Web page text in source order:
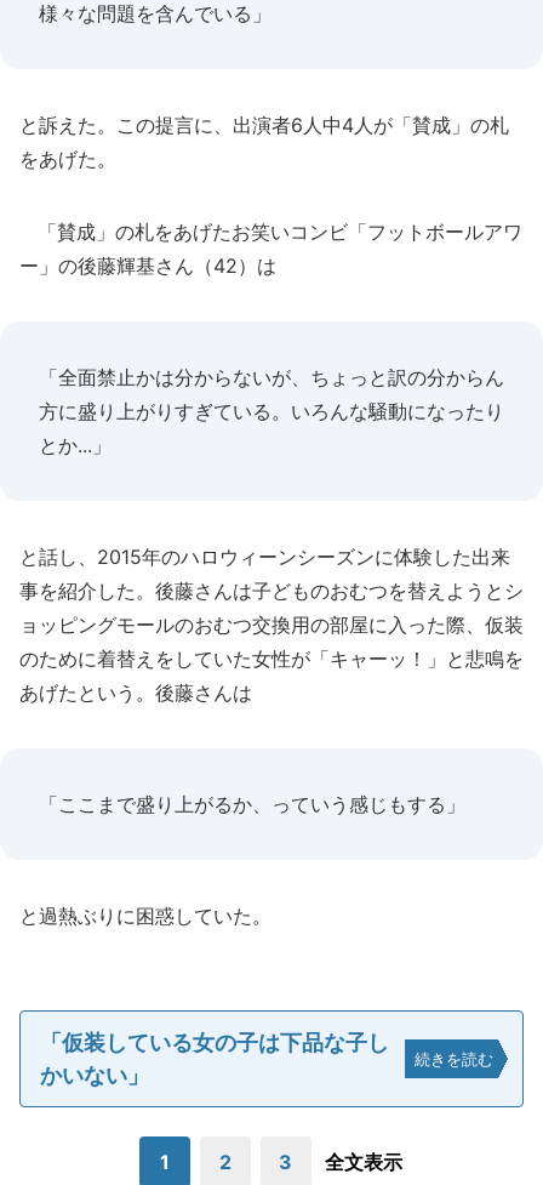
様々な問題を含んでいる」
と訴えた。この提言に、出演者6人中4人が「賛成」の札
をあげた。
「賛成」の札をあげたお笑いコンビ「フットボールアワ
ー」の後藤輝基さん（42）は
「全面禁止かは分からないが、ちょっと訳の分からん
方に盛り上がりすぎている。いろんな騒動になったり
とか...」
と話し、2015年のハロウィーンシーズンに体験した出来
事を紹介した。後藤さんは子どものおむつを替えようとシ
ョッピングモールのおむつ交換用の部屋に入った際、仮装
のために着替えをしていた女性が「キャーッ！」と悲鳴を
あげたという。後藤さんは
「ここまで盛り上がるか、っていう感じもする」
と過熱ぶりに困惑していた。
「仮装している女の子は下品な子し
かいない」
続きを読む
1 2 3 全文表示